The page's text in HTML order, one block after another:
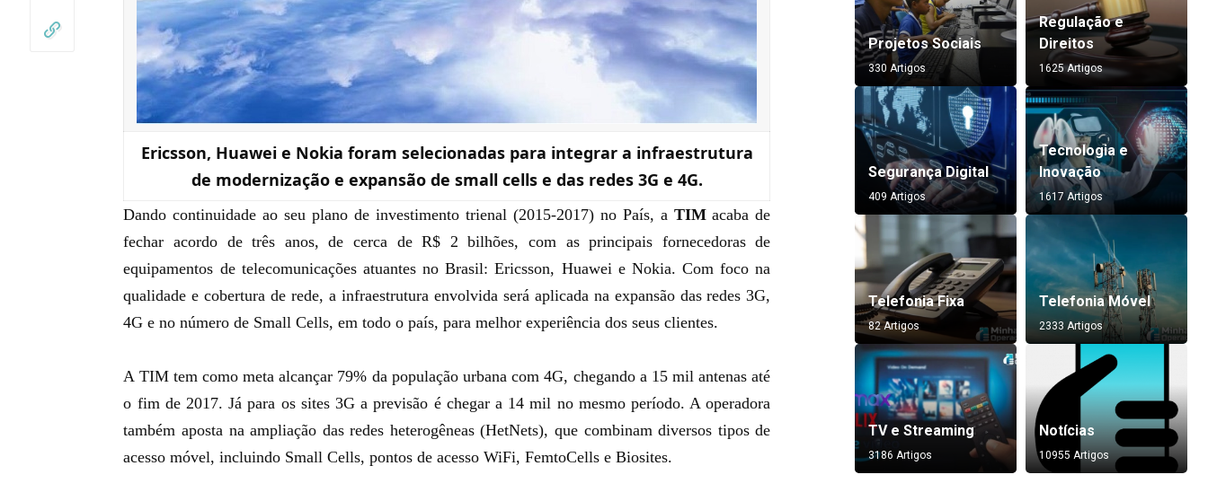
Ericsson, Huawei e Nokia foram selecionadas para integrar a infraestrutura
de modernização e expansão de small cells e das redes 3G e 4G.
Dando continuidade ao seuplano de investimento trienal (2015-2017)no País, a TIMacaba de
fechar acordo de três anos, de cerca de R$ 2 bilhões, com as principais fornecedoras de
equipamentos de telecomunicações atuantes no Brasil: Ericsson, Huawei e Nokia. Com foco na
qualidade e cobertura de rede, a infraestrutura envolvida será aplicada na expansão das redes 3G,
4G e no número de Small Cells, em todo o país, para melhor experiência dos seus clientes.
A TIM tem como meta alcançar 79% da população urbana com 4G, chegando a 15 mil antenas até
o fim de 2017. Já para os sites 3G a previsão é chegar a 14 mil no mesmo período. A operadora
também aposta na ampliação das redes heterogêneas (HetNets), que combinam diversos tipos de
acesso móvel, incluindo Small Cells, pontos de acesso WiFi, FemtoCells e Biosites.
Projetos Sociais
330 Artigos
Regulação e
Direitos
1625 Artigos
Segurança Digital
409 Artigos
Tecnologia e
Inovação
1617 Artigos
Telefonia Fixa
82 Artigos
Telefonia Móvel
2333 Artigos
TV e Streaming
3186 Artigos
Notícias
10955 Artigos